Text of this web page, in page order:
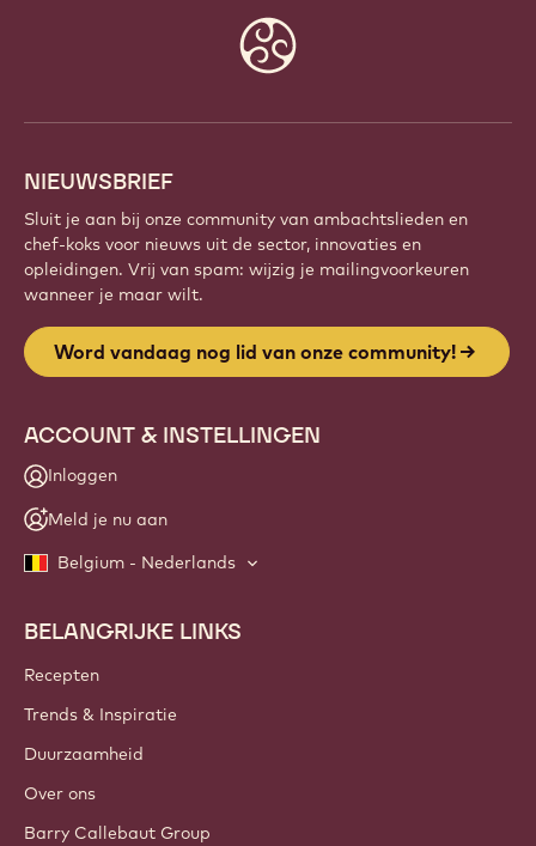
NIEUWSBRIEF
Sluit je aan bij onze community van ambachtslieden en
chef-koks voor nieuws uit de sector, innovaties en
opleidingen. Vrij van spam: wijzig je mailingvoorkeuren
wanneer je maar wilt.
Word vandaag nog lid van onze community!
ACCOUNT & INSTELLINGEN
Inloggen
Meld je nu aan
Belgium - Nederlands
Footer
Callebaut
BELANGRIJKE LINKS
Recepten
Trends & Inspiratie
Duurzaamheid
Over ons
Barry Callebaut Group